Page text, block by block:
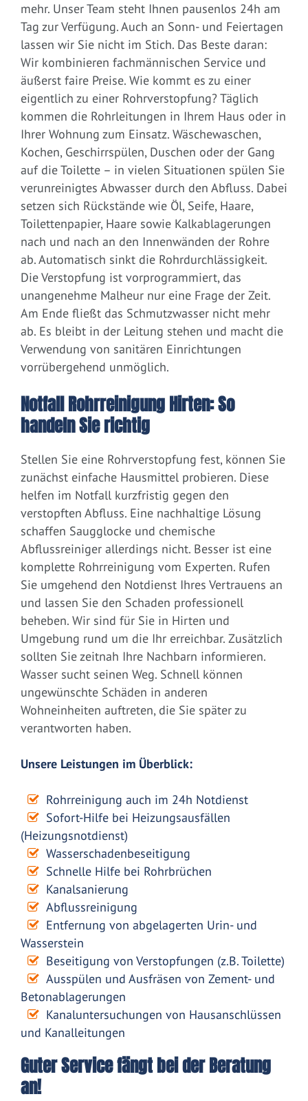
mehr. Unser Team steht Ihnen pausenlos 24h am
Tag zur Verfügung. Auch an Sonn- und Feiertagen
lassen wir Sie nicht im Stich. Das Beste daran:
Wir kombinieren fachmännischen Service und
äußerst faire Preise. Wie kommt es zu einer
eigentlich zu einer Rohrverstopfung? Täglich
kommen die Rohrleitungen in Ihrem Haus oder in
Ihrer Wohnung zum Einsatz. Wäschewaschen,
Kochen, Geschirrspülen, Duschen oder der Gang
auf die Toilette – in vielen Situationen spülen Sie
verunreinigtes Abwasser durch den Abfluss. Dabei
setzen sich Rückstände wie Öl, Seife, Haare,
Toilettenpapier, Haare sowie Kalkablagerungen
nach und nach an den Innenwänden der Rohre
ab. Automatisch sinkt die Rohrdurchlässigkeit.
Die Verstopfung ist vorprogrammiert, das
unangenehme Malheur nur eine Frage der Zeit.
Am Ende fließt das Schmutzwasser nicht mehr
ab. Es bleibt in der Leitung stehen und macht die
Verwendung von sanitären Einrichtungen
vorrübergehend unmöglich.
Notfall Rohrreinigung Hirten: So
handeln Sie richtig
Stellen Sie eine Rohrverstopfung fest, können Sie
zunächst einfache Hausmittel probieren. Diese
helfen im Notfall kurzfristig gegen den
verstopften Abfluss. Eine nachhaltige Lösung
schaffen Saugglocke und chemische
Abflussreiniger allerdings nicht. Besser ist eine
komplette Rohrreinigung vom Experten. Rufen
Sie umgehend den Notdienst Ihres Vertrauens an
und lassen Sie den Schaden professionell
beheben. Wir sind für Sie in Hirten und
Umgebung rund um die Ihr erreichbar. Zusätzlich
sollten Sie zeitnah Ihre Nachbarn informieren.
Wasser sucht seinen Weg. Schnell können
ungewünschte Schäden in anderen
Wohneinheiten auftreten, die Sie später zu
verantworten haben.
Unsere Leistungen im Überblick:
Rohrreinigung auch im 24h Notdienst
Sofort-Hilfe bei Heizungsausfällen
(Heizungsnotdienst)
Wasserschadenbeseitigung
Schnelle Hilfe bei Rohrbrüchen
Kanalsanierung
Abflussreinigung
Entfernung von abgelagerten Urin- und
Wasserstein
Beseitigung von Verstopfungen (z.B. Toilette)
Ausspülen und Ausfräsen von Zement- und
Betonablagerungen
Kanaluntersuchungen von Hausanschlüssen
und Kanalleitungen
Guter Service fängt bei der Beratung
an!